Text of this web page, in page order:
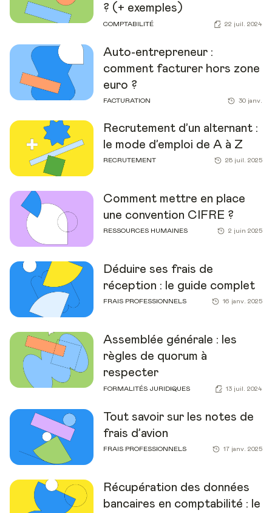
? (+ exemples)
COMPTABILITÉ 22 juil. 2024
Auto-entrepreneur :
comment facturer hors zone
euro ?
FACTURATION 30 janv.
Recrutement d’un alternant :
le mode d’emploi de A à Z
RECRUTEMENT 28 juil. 2025
Comment mettre en place
une convention CIFRE ?
RESSOURCES HUMAINES 2 juin 2025
Déduire ses frais de
réception : le guide complet
FRAIS PROFESSIONNELS 16 janv. 2025
Assemblée générale : les
règles de quorum à
respecter
FORMALITÉS JURIDIQUES 13 juil. 2024
Tout savoir sur les notes de
frais d’avion
FRAIS PROFESSIONNELS 17 janv. 2025
Récupération des données
bancaires en comptabilité : le